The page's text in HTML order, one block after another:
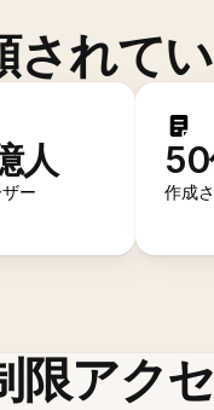
されて
人
ー 作成
限アク